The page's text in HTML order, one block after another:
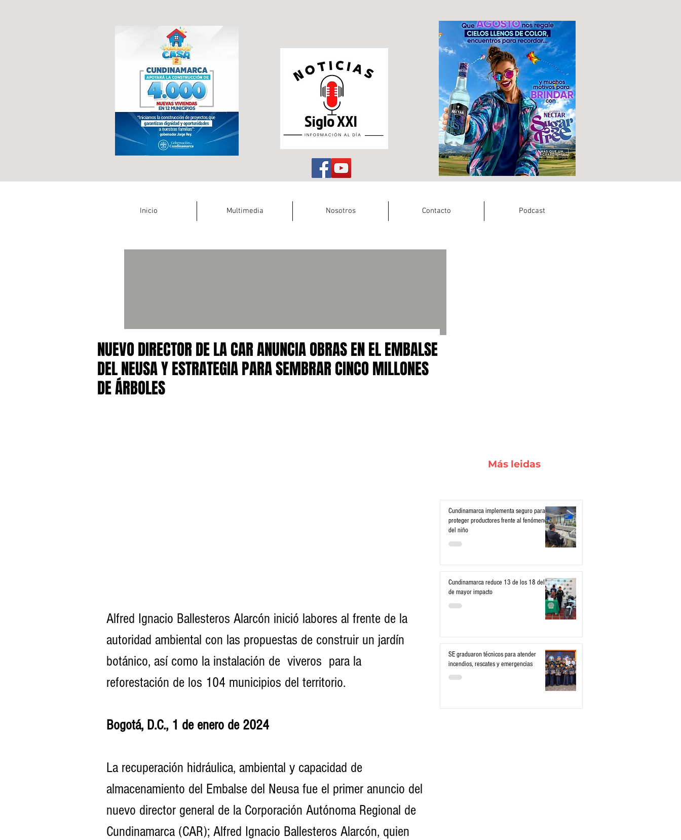
Inicio Multimedia Nosotros Contacto Podcast
NUEVO DIRECTOR DE LA CAR ANUNCIA OBRAS EN EL EMBALSE
DEL NEUSA Y ESTRATEGIA PARA SEMBRAR CINCO MILLONES
DE ÁRBOLES
Alfred Ignacio Ballesteros Alarcón inició labores al frente de la
autoridad ambiental con las propuestas de construir un jardín
botánico, así como la instalación de  viveros  para la
reforestación de los 104 municipios del territorio.
Bogotá, D.C., 1 de enero de 2024
La recuperación hidráulica, ambiental y capacidad de
almacenamiento del Embalse del Neusa fue el primer anuncio del
nuevo director general de la Corporación Autónoma Regional de
Cundinamarca (CAR); Alfred Ignacio Ballesteros Alarcón, quien
Más leidas
Cundinamarca implementa seguro para
proteger productores frente al fenómeno
del niño
Cundinamarca reduce 13 de los 18 delitos
de mayor impacto
SE graduaron técnicos para atender
incendios, rescates y emergencias